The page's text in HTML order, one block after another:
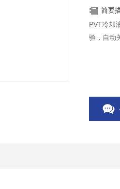
简要
PVT冷却
验，自动